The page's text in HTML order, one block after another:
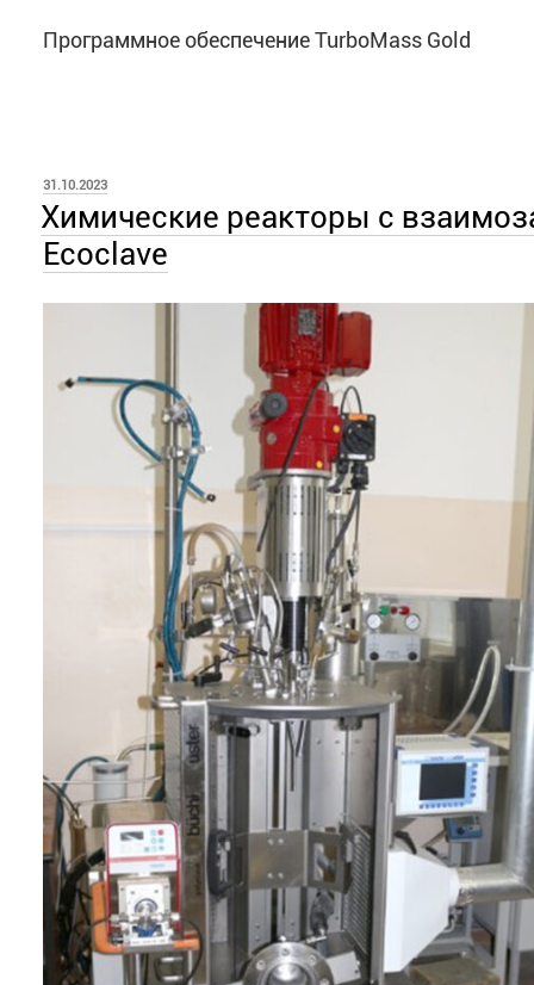
Программное обеспечение TurboMass Gold
ОПУБЛИКОВАНО
31.10.2023
Химические реакторы с
Ecoclave